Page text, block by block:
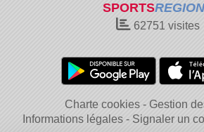
SPORTS
62751 visites
Charte cookies
Gestion
Informations légales
Signaler un